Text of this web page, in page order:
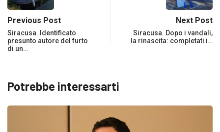
Previous Post
Siracusa. Identificato
presunto autore del furto
di un…
Next Post
Siracusa. Dopo i vandali,
la rinascita: completati i…
Potrebbe interessarti